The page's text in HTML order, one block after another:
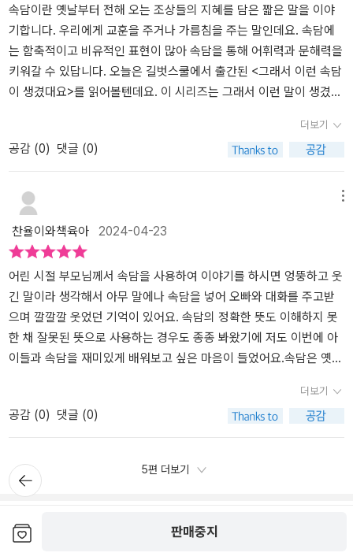
판매중지
쏙쏙 들어오고 이해도 더 쉬운 것 같아요. 마지막에는 속담에 대한 설
명도 친절하게 해준답니다. 요즘은 사실 아궁이에 불을 떼는 집이 없
지요. 그래서 연기가 굴뚝으로 나가는 것을 경험하기도 쉽지 않고요.
아이들이 생소하게 느낄만한 부분에 대한 설명이 있는 점도 좋았답니
다.속담 중에는 '역사 속 인물이 가르쳐 준 속담'들이 있는데 저는 이
은 알고 있었지만 시인 '이백'을 예를 들어 설명해주니 이 속담이 더
마음에 와 닿더라구요. 아이들도 이런 역사 속 인물들의 이야기를 보
며 '나도 이런 사람이 되어야 겠다'라는 생각을 가질 것 같아요. 속담
도 익히고, 역사 속 인물들을 보며 본받을 점도 생각해보고 꿩먹고 알
먹기 네요~속담을 공부하다 보면 관련된 사자성어가 생각나기도 하
고, 비슷한 속담이 있을 수도 있겠지요?그런 부분도 빠짐없이 알려준
답니다.지금 말한 '꿩먹고 알먹고'는 '도랑치고 가재잡고'라는 속담과
비슷하고, 사자성어로는 '일석이조'로 많이 쓰이잖아요. 이렇게 어휘
가 또 확장될 수 있는 기회를 제공하기도 하지요. 아는 속담이 늘어날
수록 어휘력과 문해력도 저절로 높아지겠지요?^^이 책을 열심히 보
면서 일상 생활에서 말하거나 글을 쓸 때 말하고자 하는 주제나 상황
에 맞게 속담을 자유자재로 사용할 줄 알면 참 좋겠어요. *출판사로부
물에 빗댄 속담, 사람의 심리가 담긴속담, 역사속 인물이 가르쳐준 속
담, 세상의 이치를 담은 속담으로 나눠서 초등학생 아이들이 알아야
할 속담들이 수록되어있어요찾아보기도 수록되어있어요 아이가 찾아
서 볼 수 도 있어요구성은 만화로 지금 어떤 상황에서 이 속담을 써야
하는지 재밌게 나와있어요그리고 어떤 유래가 있는지 옆에 이야기 형
알고 뜻까지 확인하니까좀 더 정확하게 속담을 이해하고 적용할 수
있는거 같아요사실 이런 글이라고 해야할까요 글있는 책 잘 안 읽는
저희 애들이라 방가웠어요한 쪽 정도 읽으면 되니까 부담도 없고 엄
마에게는 더욱 방가운 구성이지요구관이 명관이다 라는 속담인데 아
이가 사실 한자어를 안다면 쉽게 파악 할 수 있지만어렵죠~ 저희 아
이는 예전에 풀던 문제집에서 이 속담이 나왔을때 구관조야 했던 적
이있어요구관이라는 뜻까지 잘 설명해줘요 어려운 단어들이 속담에
서 은근히 많은데그래서 속담이 생겼대요 에서 잘 설명해줘도 좋아요
아무래도 속담에서 많은 한자어들이 등장하는데아이랑 읽어보면서
한자도 찾아보고 뜻풀이도 같이 해보면 더 재밌게 읽고 한자도 익힐
수 있을거 같아요만화가 재밌어서 만화만 읽는거 아닌가 했는데 이렇
게 해서 이 말이 나왔구나 하면서 잘 읽더라구요아이들에게 다양한
알려주면서 재미도 있는 책이에요저도 읽어보면서 이런 이야기에서
이런 속담이 나왔구나 하고 재밌었어요꼭 문해력 때문이 아니어도 재
밌는 이야기들 읽는다고해도 좋을 책이에요~전래동화를 읽는 느낌도
있는 책입니다-- 출판사의 도서제공으로 작성된 서평입니다 --
속담이란 옛날부터 전해 오는 조상들의 지혜를 담은 짧은 말을 이야
기합니다. 우리에게 교훈을 주거나 가름침을 주는 말인데요. 속담에
는 함축적이고 비유적인 표현이 많아 속담을 통해 어휘력과 문해력을
키워갈 수 있답니다. 오늘은 길벗스쿨에서 출간된 <그래서 이런 속담
이 생겼대요>를 읽어볼텐데요. 이 시리즈는 그래서 이런 말이 생겼대
가 출간되어 초등문해력에 도움이 되요. 이번 시리즈에서는 어떤 속
담을 만나게 될지 궁금합니다.초등 국어 교과서와 일상생활에서 자주
쓰이는 핵심 속담을 가려 뽑아 비슷한 어휘를 포함하여 총 99가지의
속담을 만나게 됩니다.1장 생활과 풍속에서 나온 속담2장 동물에 빗
댄 속담3장 사람의 심리가 담긴 속담4장 역사 속 인물이 가르쳐 준
속담5장 세상의 이치를 담은 속담주제별로 진행되는 속담 이야기인
데요.주제마다 네 칸 만화가 있어서 아이의 집중력 끌기에 좋아요. 속
담의 내용을 네 칸 만화로 풀어내고 뜻풀이까지 가져가기에 아이의
시선을 끌며 속담의 유래 속으로 빠지는데요. 역시 유래를 알면 속담
이 더 재밌어집니다. 덕분에 책을 좋아하지 않는 아이도 빠져드는 속
담 이야기입니다.우리 아이는 이전에 어린이집에서 속담으로 미션을
했었어요. 어린이집에서 선생님이 이야기 한 속담을 틀리지 않고 집
했기에 아직 다 기억하더라고요. 덕분에 <그래서 이런 속담이 생겼대
요> 속에서 익혔던 속담도 신나게 찾아봤어요. 속담 익히기와 함께
책 읽는 즐거움까지 선사하는 초등학생 국어 교양서 맞네요.읽다보면
더보기
공감 (0) 댓글 (0)
찬율이와책육아 2024-04-23
어린 시절 부모님께서 속담을 사용하여 이야기를 하시면 엉뚱하고 웃
긴 말이라 생각해서 아무 말에나 속담을 넣어 오빠와 대화를 주고받
으며 깔깔깔 웃었던 기억이 있어요. 속담의 정확한 뜻도 이해하지 못
한 채 잘못된 뜻으로 사용하는 경우도 종종 봐왔기에 저도 이번에 아
이들과 속담을 재미있게 배워보고 싶은 마음이 들었어요.​속담은 옛날
로, 우리의 삶에서 필요한 교훈이나 지혜, 타인을 비판하는 풍자가 담
겨있어요. 그래서 나의 의사를 전달할 때에 나 남의 결점을 지적하거
나 할 때에 많이 인용해서 사용해요.속담은 함축적이고 비유적인 표
현이 많아서 속담을 많이 익히고 공부할수록 어휘력과 문해력이 좋아
진다고 해요.아이들이 즐겁게 속담에 대해 배우고, 자연스럽게 익히
며 문해력과 어휘력을 향상시켰으면 해서 이번에 만화 형식으로 속담
을 유쾌하고 재미있게 풀어준 "그래서 이런 속담이 생겼어요" 책을 선
택했어요.이 책은 속담을 주제별로 나누어 1장부터 5장으로 구성
더보기
공감 (0) 댓글 (0)
5편 더보기
마이페이퍼 (0편)
뒤로가
기